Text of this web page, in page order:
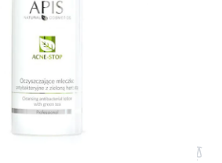
oczyszczające mleczko
herbatą 500 ml